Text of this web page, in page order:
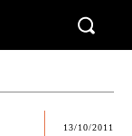
13/10/2011